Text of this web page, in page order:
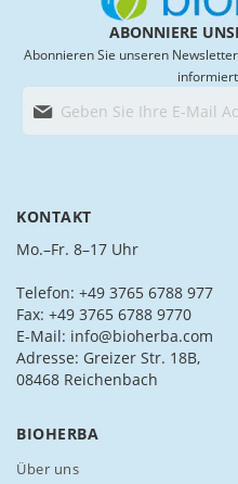
ABONNIERE
Abonnieren Sie unseren
l
S
i
s
i
c
h
f
u
n
KONTAKT
Mo.–Fr. 8–17 Uhr
Telefon: +49 3765 6788 977
Fax: +49 3765 6788 9770
E-Mail: info@bioherba.com
Adresse: Greizer Str. 18B,
08468 Reichenbach
BIOHERBA
Über uns